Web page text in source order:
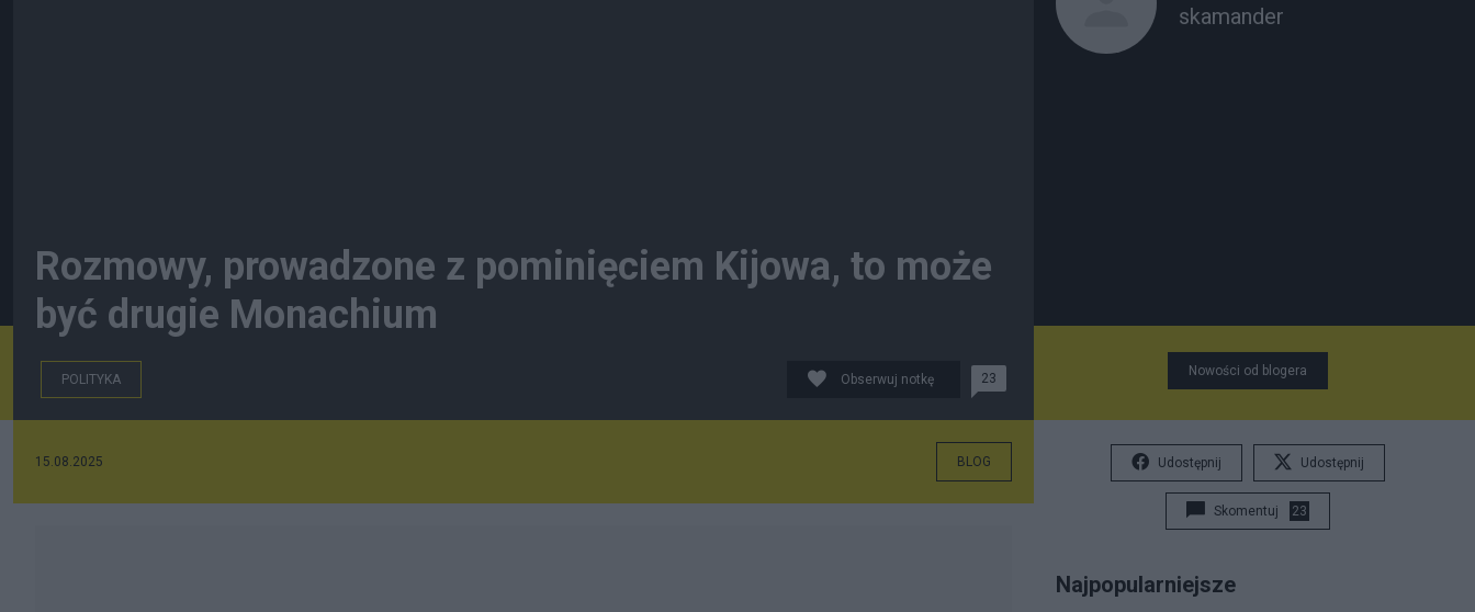
Rozmowy, prowadzone z pominięciem Kijowa, to może
być drugie Monachium
POLITYKA Obserwuj notkę 23
15.08.2025 BLOG
skamander
Nowości od blogera
Udostępnij Udostępnij
Skomentuj 23
Najpopularniejsze